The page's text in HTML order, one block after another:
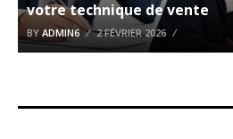
votre technique de vente
BY ADMIN6 2 FÉVRIER 2026